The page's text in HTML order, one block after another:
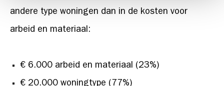
andere type woningen dan in de kosten voor
arbeid en materiaal:
€ 6.000 arbeid en materiaal (23%)
€ 20.000 woningtype (77%)